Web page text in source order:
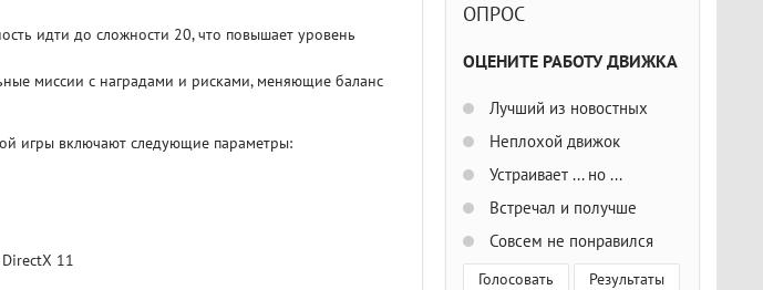
идти до сложности 20, что повышает уровень
миссии с наградами и рисками, меняющие баланс
игры включают следующие параметры:
11
ОПРОС
ОЦЕНИТЕ РАБОТУ ДВИЖКА
Лучший из новостных
Неплохой движок
Устраивает ... но ...
Встречал и получше
Совсем не понравился
Голосовать Результаты